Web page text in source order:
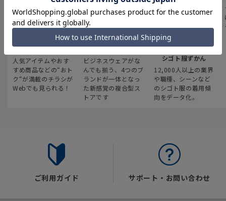
最新のお買い得情報
人気アイテムやおす
すめ商品などの“おト
ク“が満載のチラシが
Webでも見られる！
スーツスクエア
ビジネスウェアがな
んでも揃う、4つのブ
ランドが一体となっ
た新感覚の複合型ス
トアです
みんなの
シゴト服ずかん
12,000人以上の業界
や職種、シーンなど
のシゴト服の着用傾
向をデータ化。
ご利用ガイド サポート・お問い合わせ